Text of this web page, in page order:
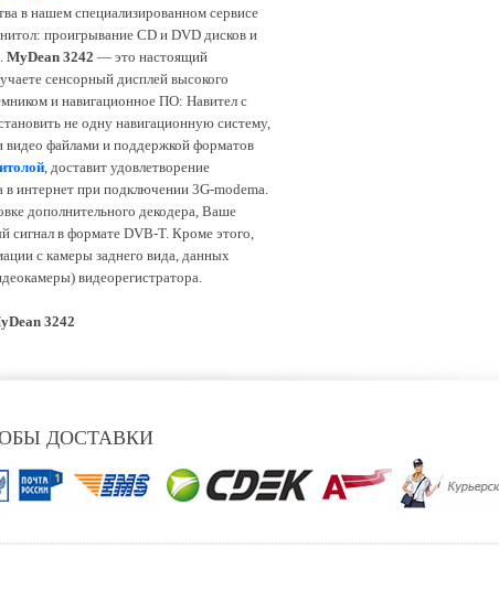
в нашем специализированном сервисе
проигрывание CD и DVD дисков и
MyDean 3242 — это настоящий
сенсорный дисплей высокого
и навигационное ПО: Навител с
не одну навигационную систему,
видео файлами и поддержкой форматов
, доставит удовлетворение
интернет при подключении 3G-modemа.
дополнительного декодера, Ваше
в формате DVB-T. Кроме этого,
с камеры заднего вида, данных
видеорегистратора.
3242
ДОСТАВКИ